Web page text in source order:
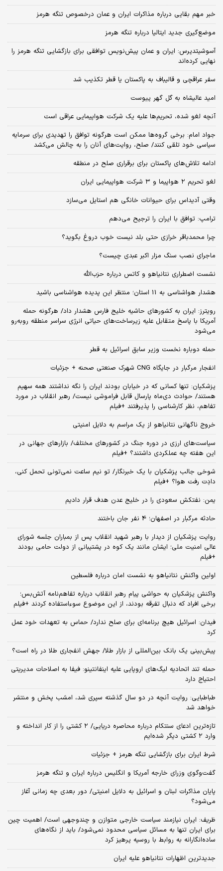
خبر مهم بقایی درباره مذاکرات ایران و عمان درخصوص تنگه هرمز
موضع‌گیری جدید ایتالیا درباره تنگه هرمز
آسوشیتدپرس: ایران و عمان پیش‌‌نویس توافقی برای بازگشایی تنگه هرمز را
نهایی کرده‌اند
سفر عراقچی و قالیباف به پاکستان یا قطر تکذیب شد
امید عالیشاه به گل گهر پیوست
آنچه لغو شده، تحریم‌ها علیه یک شرکت هواپیمایی عراقی است
جواد امام: برخی گروه‌ها ممکن است هرگونه توافق را تهدیدی برای سرمایه
سیاسی خود تلقی کنند/ صلح، روایت‌های آنان را به چالش می‌کشد
ادامه تلاش‌های پاکستان برای برقراری صلح در منطقه
لغو تحریم ۲ هواپیما و ۳ شرکت هواپیمایی ایران
وقتی آدیداس برای حیوانات خانگی هم استایل می‌سازد
ترامپ: توافق با ایران را ترجیح می‌دهم
چرا محمدباقر خرازی حتی بلد نیست خوب دروغ بگوید؟
ماجرای نصب سنگ مزار اکبر عبدی چیست؟
نشست اضطراری نتانیاهو و کاتس درباره حزب‌الله
هشدار هواشناسی به 11 استان؛ منتظر این پدیده هواشناسی باشید
رویترز: ایران به کشورهای حاشیه خلیج فارس هشدار داد/ هرگونه حمله
آمریکا با پاسخ متقابل علیه زیرساخت‌های حیاتی انرژی سراسر منطقه روبه‌رو
می‌شود
حمله دوباره نخست وزیر سابق اسرائیل به قطر
انفجار مرگبار در جایگاه CNG شهرک صنعتی صحنه + جزئیات
پزشکیان: تنها کسانی که در خیابان بودند ایران را نگه نداشتند همه سهیم
هستند/ حوادث دی‌ماه پارسال قابل فراموشی نیست/ رهبر انقلاب در مورد
تفاهم، نظر کارشناسی را پذیرفتند +فیلم
خروج ناگهانی نتانیاهو از یک مراسم به دلایل امنیتی
سیاست‌های ارزی در دوره جنگ در کشورهای مختلف/ بازارهای جهانی در
این هفته چه عملکردی داشتند؟ +فیلم
شوخی جالب پزشکیان با یک خبرنگار/ تو نیم ساعت نمی‌تونی تحمل کنی،
دادِت رفت هوا؟ +فیلم
یمن: نفتکش سعودی را در خلیج عدن هدف قرار دادیم
حادثه مرگبار در اصفهان؛ 4 نفر جان باختند
روایت پزشکیان از دیدار با رهبر شهید انقلاب پس از بمباران جلسه شورای
عالی امنیت ملی؛ ایشان مانند یک کوه در پشتیبانی از دولت حامی بودند
+فیلم
اولین واکنش نتانیاهو به نشست امان درباره فلسطین
واکنش پزشکیان به حواشی پیام رهبر انقلاب درباره تفاهم‌نامه آتش‌بس؛
برخی افراد که دنبال تفرقه بودند، از این موضوع سوءاستفاده کردند +فیلم
فیدان: اسرائیل هیچ برنامه‌ای برای صلح ندارد/ حماس به تعهدات خود عمل
کرد
پیش‌بینی یک بانک بین‌المللی از بازار طلا/ جهش انفجاری طلا در راه است؟
حمله تند اتحادیه لیگ‌های اروپایی علیه اینفانتینو: فیفا به اصلاحات مدیریتی
احتیاج دارد
طباطبایی: روایت آنچه در دو سال گذشته سپری شد، امشب پخش و منتشر
خواهد شد
تازه‌ترین ادعای سنتکام درباره محاصره دریایی/ ۲ کشتی را از کار انداخته و
وارد ۲ کشتی دیگر شده‌ایم
شرط ایران برای بازگشایی تنگه هرمز + جزئیات
گفت‌وگوی وزرای خارجه آمریکا و انگلیس درباره ایران و تنگه هرمز
پایان مذاکرات لبنان و اسرائیل به دلایل امنیتی/ دور بعدی چه زمانی آغاز
می‌شود؟
ظریف: ایران نیازمند سیاست خارجی متوازن و چندوجهی است/ اهمیت چین
برای ایران تنها به مسائل سیاسی محدود نمی‌شود/ باید از نگاه‌های
ساده‌انگارانه به روابط با روسیه پرهیز کرد
جدیدترین اظهارات نتانیاهو علیه ایران